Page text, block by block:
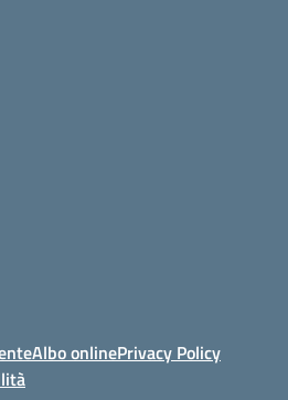
Albo onlinePrivacy Policy